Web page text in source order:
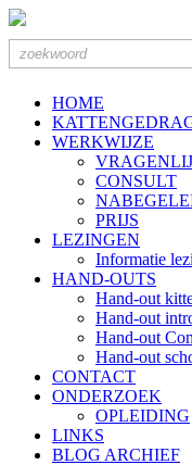
HOME
WERKWIJZE
CONSULT
PRIJS
LEZINGEN
Informatie
HAND-OUTS
Hand-out
Hand-out
Hand-out
Hand-out
CONTACT
ONDERZOEK
OPLEIDING
LINKS
BLOG ARCHIEF